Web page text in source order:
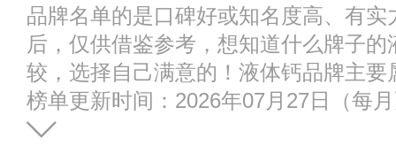
品牌名单的是口碑好或知名度高、有
后，仅供借鉴参考，想知道什么牌子
较，选择自己满意的！液体钙品牌主
榜单更新时间：2026年07月27日（每